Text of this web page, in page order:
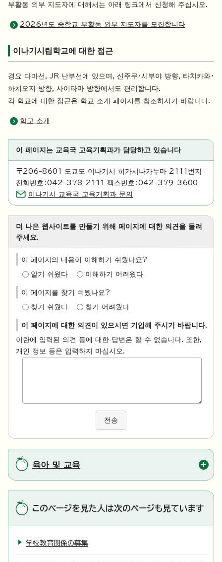
부활동 외부 지도자에 대해서는 아래 링크에서 신청해 주십시오.
2026년도 중학교 부활동 외부 지도자를 모집합니다
이나기시립학교에 대한 접근
경요 다마선, JR 난부선에 있으며, 신주쿠・시부야 방향, 타치카와・
하치오지 방향, 사이타마 방향에서도 편리합니다.
각 학교에 대한 접근은 학교 소개 페이지를 참조하시기 바랍니다.
학교 소개
이 페이지는 교육국 교육기획과가 담당하고 있습니다
〒206-8601 도쿄도 이나기시 히가시나가누마 2111번지
전화번호：042-378-2111 팩스번호：042-379-3600
이나기시 교육국 교육기획과 문의
더 나은 웹사이트를 만들기 위해 페이지에 대한 의견을 들려
주세요.
이 페이지의 내용이 이해하기 쉬웠나요?
알기 쉬웠다 이해하기 어려웠다
이 페이지를 찾기 쉬웠나요?
찾기 쉬웠다 찾기 어려웠다
이 페이지에 대한 의견이 있으시면 기입해 주시기 바랍니다.
이란에 입력된 의견 등에 대한 답변은 할 수 없습니다. 또한,
개인 정보 등은 입력하지 마십시오.
전송
육아 및 교육
このページを見た人は次のページも見ています
学校教育関係の募集